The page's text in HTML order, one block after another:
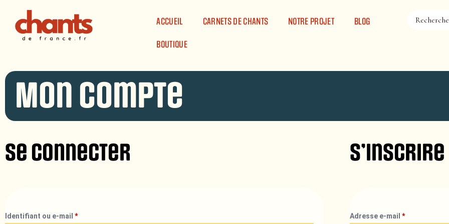
ACCUEIL
CARNETS DE CHANTS NOTRE PROJET BLOG
BOUTIQUE
Mon compte
Se connecter
Identifiant ou e-mail *
S’inscrire
Adresse e-mail*